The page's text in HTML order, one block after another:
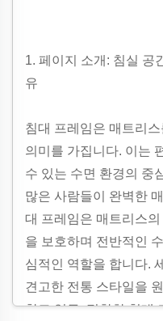
1. 페이지 소개: 침실 공
유
침대 프레임은 매트리
의미를 가집니다. 이는
수 있는 수면 환경의 중
많은 사람들이 완벽한
대 프레임은 매트리스
을 보호하며 전반적인
심적인 역할을 합니다.
견고한 전통 스타일을
찾고 있든, 적합한 침대